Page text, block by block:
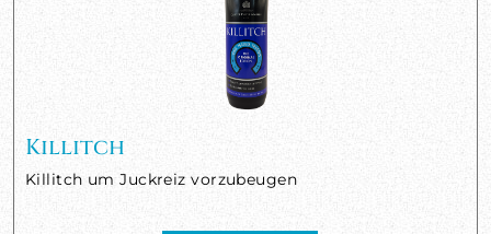
Killitch
Killitch um Juckreiz vorzubeugen